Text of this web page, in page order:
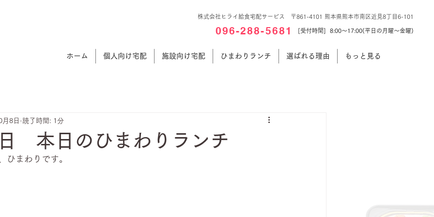
株式会社ヒライ給食宅配サービス 〒861-4101 熊本県熊本市南区近見8丁目6-101
096-288-5681 [受付時間] 8:00～17:00(平日の月曜～金曜)
ホーム 個人向け宅配 施設向け宅配 ひまわりランチ 選ばれる理由 もっと見る
本日のひまわりランチ
月8日 読了時間: 1分
ひまわりです。